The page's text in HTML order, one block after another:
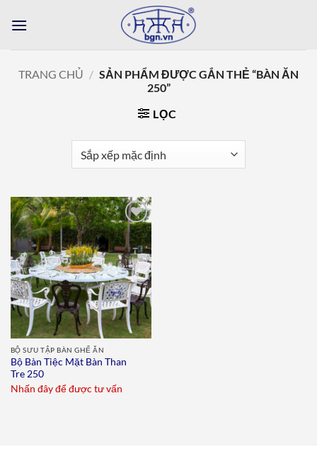
qua
TRANG CHỦ / SẢN PHẨM ĐƯỢC GẮN THẺ “BÀN ĂN
250”
LỌC
Add to
wishlist
BỘ SƯU TẬP BÀN GHẾ ĂN
Bộ Bàn Tiệc Mặt Bàn Than
Tre 250
Nhấn đây để được tư vấn